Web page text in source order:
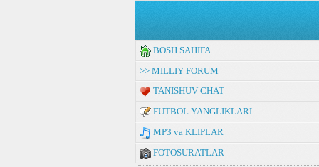
BOSH SAHIFA
>> MILLIY FORUM
TANISHUV CHAT
FUTBOL YANGLIKLARI
MP3 va KLIPLAR
FOTOSURATLAR